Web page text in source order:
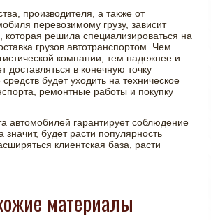
производителя, а также от
перевозимому грузу, зависит
решила специализироваться на
грузов автотранспортом. Чем
компании, тем надежнее и
доставляться в конечную точку
будет уходить на техническое
ремонтные работы и покупку
автомобилей гарантирует соблюдение
значит, будет расти популярность
клиентская база, расти
материалы